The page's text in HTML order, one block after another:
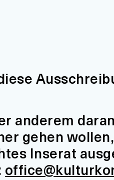
anderem
gehen
Inserat